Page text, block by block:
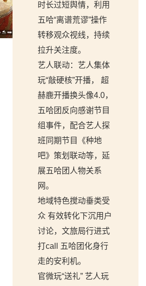
时长过短舆情，利用
五哈“离谱荒谬”操作
转移观众视线，持续
拉升关注度。
艺人联动：艺人集体
玩“敲硬核”开播， 超
赫鹿开播换头像4.0，
五哈团反向感谢节目
组事件，配合艺人探
班同期节目《种地
吧》策划联动等，延
展五哈团人物关系
网。
地域特色搅动垂类受
众 有效转化下沉用户
讨论，文旅局行进式
打call 五哈团化身行
走的安利机。
官微玩“送礼” 艺人玩